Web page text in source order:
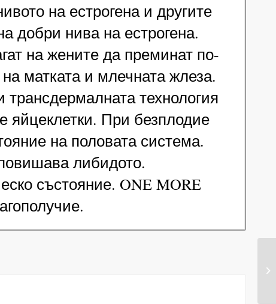
на естрогена и другите
добри нива на естрогена.
на жените да преминат по-
матката и млечната жлеза.
технология
яйцеклетки. При безплодие
на половата система.
либидото.
състояние. ONE MORE